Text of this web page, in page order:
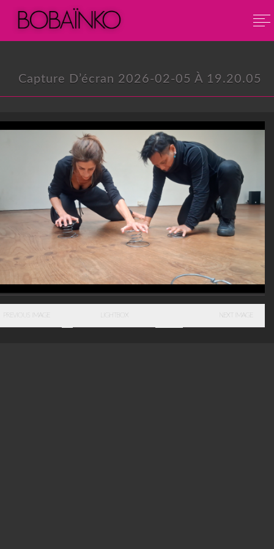
Capture D’écran 2026-02-05 À 19.20.05
PREVIOUS IMAGE LIGHTBOX NEXT IMAGE